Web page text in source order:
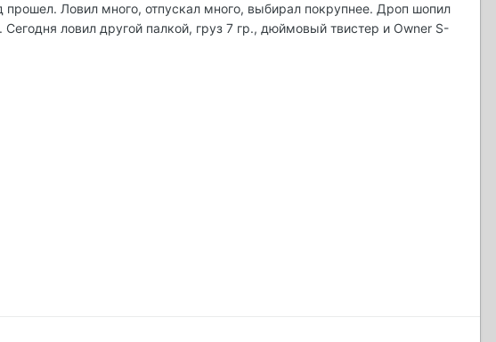
прошел. Ловил много, отпускал много, выбирал покрупнее. Дроп шопил
ловил другой палкой, груз 7 гр., дюймовый твистер и Owner S-